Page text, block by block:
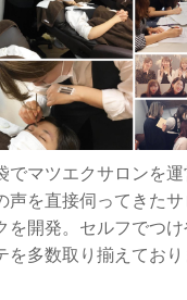
でマツエクサロンを
声を直接伺ってきた
を開発。セルフでつ
を多数取り揃えており